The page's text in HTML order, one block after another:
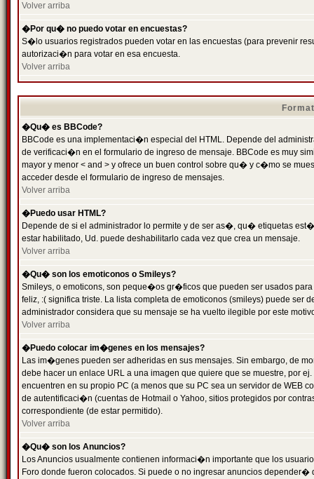
Volver arriba
�Por qu� no puedo votar en encuestas?
S�lo usuarios registrados pueden votar en las encuestas (para prevenir
autorizaci�n para votar en esa encuesta.
Volver arriba
�Qu� es BBCode?
BBCode es una implementaci�n especial del HTML. Depende del
de verificaci�n en el formulario de ingreso de mensaje. BBCode es muy
mayor y menor < and > y ofrece un buen control sobre qu� y c�mo se
acceder desde el formulario de ingreso de mensajes.
Volver arriba
�Puedo usar HTML?
Depende de si el administrador lo permite y de ser as�, qu� etiquetas
estar habilitado, Ud. puede deshabilitarlo cada vez que crea un mensaje.
Volver arriba
�Qu� son los emoticonos o Smileys?
Smileys, o emoticons, son peque�os gr�ficos que pueden ser usados
feliz, :( significa triste. La lista completa de emoticonos (smileys) puede
administrador considera que su mensaje se ha vuelto ilegible por este
Volver arriba
�Puedo colocar im�genes en los mensajes?
Las im�genes pueden ser adheridas en sus mensajes. Sin embargo, de
debe hacer un enlace URL a una imagen que quiere que se muestre, por
encuentren en su propio PC (a menos que su PC sea un servidor de
de autentificaci�n (cuentas de Hotmail o Yahoo, sitios protegidos por
correspondiente (de estar permitido).
Volver arriba
�Qu� son los Anuncios?
Los Anuncios usualmente contienen informaci�n importante que los
Foro donde fueron colocados. Si puede o no ingresar anuncios